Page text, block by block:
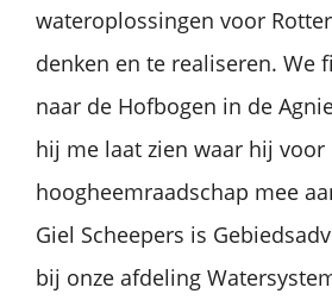
wateroplossingen voor
denken en te realiseren. We
naar de Hofbogen in de
hij me laat zien waar hij voor
hoogheemraadschap mee
Giel Scheepers is
bij onze afdeling